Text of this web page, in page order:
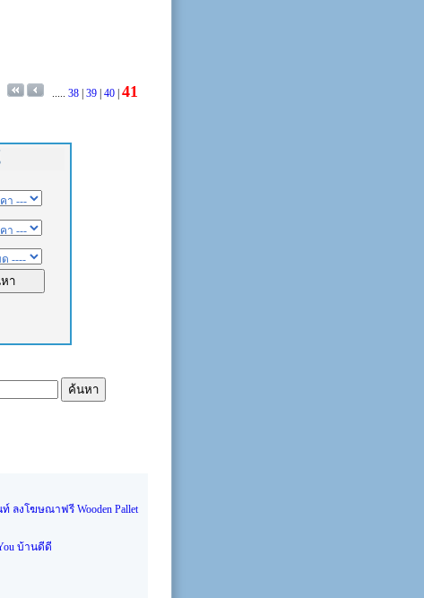
..... 38 39 40 41
ท์ ลงโฆษณาฟรี Wooden Pallet
บ้านดีดี